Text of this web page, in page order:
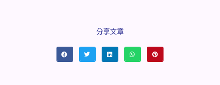
分享文章